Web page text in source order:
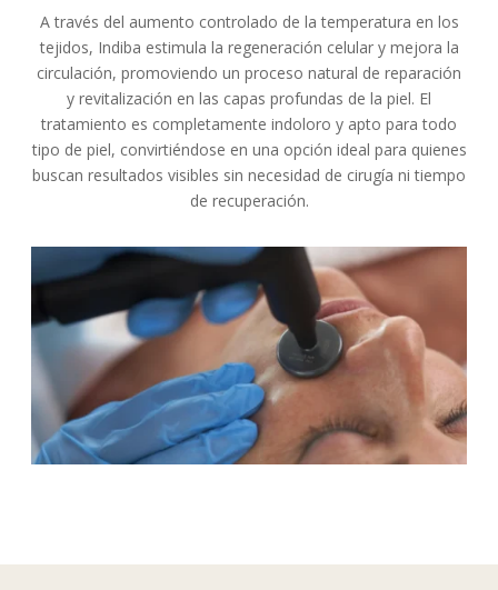
A través del aumento controlado de la temperatura en los
tejidos, Indiba estimula la regeneración celular y mejora la
circulación, promoviendo un proceso natural de reparación
y revitalización en las capas profundas de la piel. El
tratamiento es completamente indoloro y apto para todo
tipo de piel, convirtiéndose en una opción ideal para quienes
buscan resultados visibles sin necesidad de cirugía ni tiempo
de recuperación.